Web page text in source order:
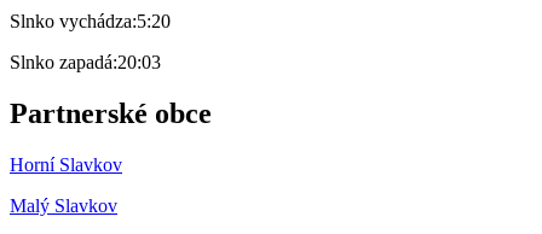
Slnko vychádza:5:20
Slnko zapadá:20:03
Partnerské obce
Horní Slavkov
Malý Slavkov